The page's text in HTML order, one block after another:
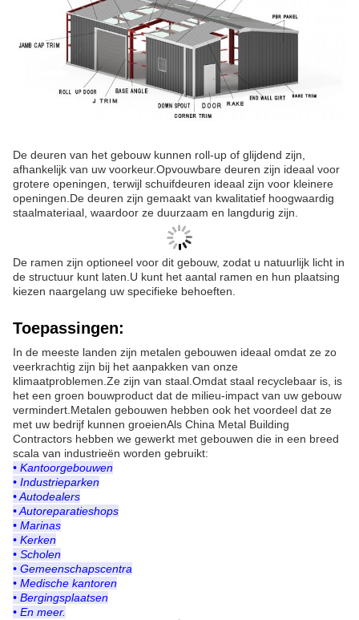
De deuren van het gebouw kunnen roll-up of glijdend zijn,
afhankelijk van uw voorkeur.Opvouwbare deuren zijn ideaal voor
grotere openingen, terwijl schuifdeuren ideaal zijn voor kleinere
openingen.De deuren zijn gemaakt van kwalitatief hoogwaardig
staalmateriaal, waardoor ze duurzaam en langdurig zijn.
De ramen zijn optioneel voor dit gebouw, zodat u natuurlijk licht in
de structuur kunt laten.U kunt het aantal ramen en hun plaatsing
kiezen naargelang uw specifieke behoeften.
Toepassingen:
In de meeste landen zijn metalen gebouwen ideaal omdat ze zo
veerkrachtig zijn bij het aanpakken van onze
klimaatproblemen.Ze zijn van staal.Omdat staal recyclebaar is, is
het een groen bouwproduct dat de milieu-impact van uw gebouw
vermindert.Metalen gebouwen hebben ook het voordeel dat ze
met uw bedrijf kunnen groeienAls China Metal Building
Contractors hebben we gewerkt met gebouwen die in een breed
scala van industrieën worden gebruikt:
• Kantoorgebouwen
• Industrieparken
• Autodealers
• Autoreparatieshops
• Marinas
• Kerken
• Scholen
• Gemeenschapscentra
• Medische kantoren
• Bergingsplaatsen
• En meer.